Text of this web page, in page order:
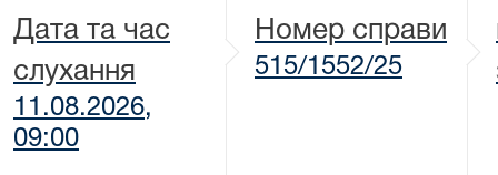
Дата та час
слухання
11.08.2026,
09:00
Номер справи
515/1552/25